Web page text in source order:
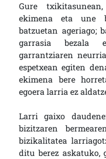
Gure
ekimena eta une
batzuetan ageriago;
garrasia bezala
garrantziaren
espetxean egiten
ekimena bere
egoera larria ez
Larri gaixo
bizitzaren
bizikalitatea
ditu berez askatuko,